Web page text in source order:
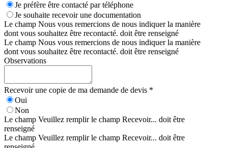
Je préfère être contacté par téléphone
Je souhaite recevoir une documentation
Le champ Nous vous remercions de nous indiquer la manière
dont vous souhaitez être recontacté. doit être renseigné
Le champ Nous vous remercions de nous indiquer la manière
dont vous souhaitez être recontacté. doit être renseigné
Observations
Recevoir une copie de ma demande de devis *
Oui
Non
Le champ Veuillez remplir le champ Recevoir... doit être
renseigné
Le champ Veuillez remplir le champ Recevoir... doit être